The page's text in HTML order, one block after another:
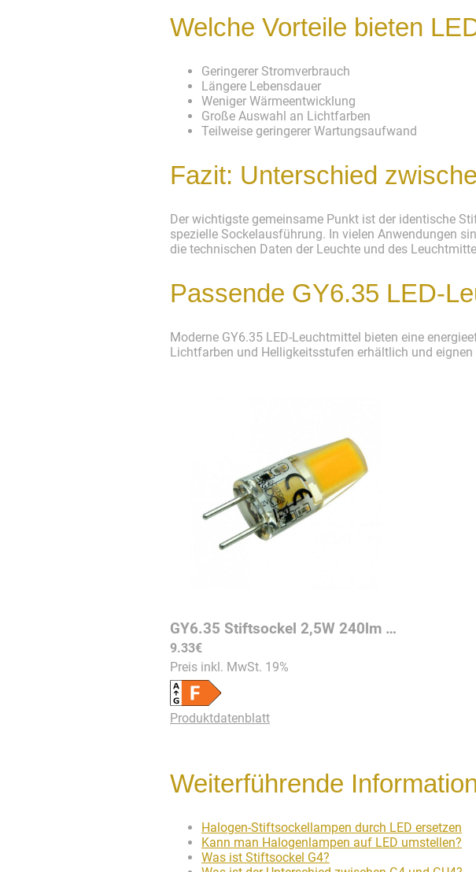
Welche Vorteile bieten
Geringerer Stromverbrauch
Längere Lebensdauer
Weniger Wärmeentwicklung
Große Auswahl an Lichtfarben
Teilweise geringerer Wartungsaufwand
Fazit: Unterschied
Der wichtigste gemeinsame Punkt ist der identische
spezielle Sockelausführung. In vielen Anwendungen
die technischen Daten der Leuchte und des
Passende GY6.35 LED-
Moderne GY6.35 LED-Leuchtmittel bieten eine
Lichtfarben und Helligkeitsstufen erhältlich und
GY6.35 Stiftsockel 2,5W 240lm 2700K 10-30VDC 10-24VAC LED Leuchtmittel
9.33€
Preis inkl. MwSt. 19%
Produktdatenblatt
Weiterführende
Halogen-Stiftsockellampen durch LED ersetzen
Kann man Halogenlampen auf LED umstellen?
Was ist Stiftsockel G4?